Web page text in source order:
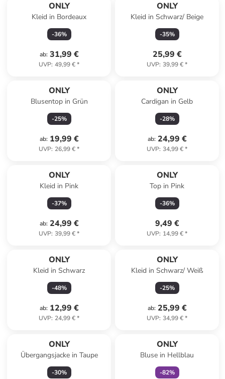
ONLY
Kleid in Bordeaux
-36%
ab: 31,99 €
UVP: 49,99 €*
ONLY
Kleid in Schwarz/ Beige
-35%
25,99 €
UVP: 39,99 €*
ONLY
Blusentop in Grün
-25%
ab: 19,99 €
UVP: 26,99 €*
ONLY
Cardigan in Gelb
-28%
ab: 24,99 €
UVP: 34,99 €*
ONLY
Kleid in Pink
-37%
ab: 24,99 €
UVP: 39,99 €*
ONLY
Top in Pink
-36%
9,49 €
UVP: 14,99 €*
ONLY
Kleid in Schwarz
-48%
ab: 12,99 €
UVP: 24,99 €*
ONLY
Kleid in Schwarz/ Weiß
-25%
ab: 25,99 €
UVP: 34,99 €*
ONLY
Übergangsjacke in Taupe
-30%
ONLY
Bluse in Hellblau
-82%